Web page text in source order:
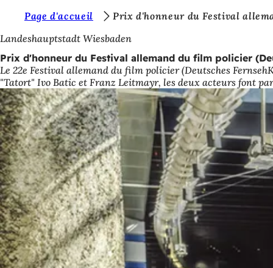
Accéder au contenu
o
u
s
ê
t
e
s
i
c
i
:
Page d'accueil
Prix d'honneur du Festival
Landeshauptstadt Wiesbaden
Prix d'honneur du Festival allemand du film policier
Le 22e Festival allemand du film policier (Deutsches
"Tatort" Ivo Batic et Franz Leitmayr, les deux acteurs font